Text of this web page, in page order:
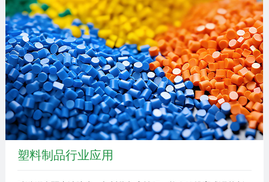
们
案
例
用
领
域
视
频
中
心
新
闻
资
讯
联
系
我
塑料制品行业应用